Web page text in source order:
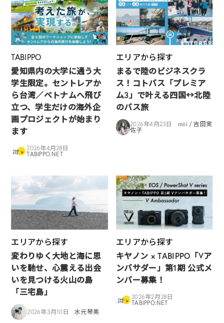
TABIPPO
愛知県内の大学に通う大
学生限定。セントレアか
ら台湾／ベトナムへ飛び
立つ、学生だけの海外企
画プロジェクトが始まり
ます
2026年4月28日
TABIPPO.NET
エリアから探す
まるで陸のビジネスクラ
ス！コトバス「プレミア
ム3」で叶える四国↔︎北陸
のバス旅
2026年4月23日
miii / 吉田実
佐子
エリアから探す
変わりゆく大地と海に思
いを馳せ、心震える出会
いを見つける火山の島
「三宅島」
2026年3月10日 水元琴美
エリアから探す
キヤノン × TABIPPO「Vア
ンバサダー」第1期 公式メ
ンバー募集！
2026年2月28日
TABIPPO.NET